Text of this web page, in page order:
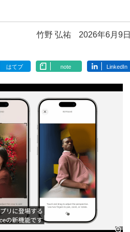
竹野 弘祐 2026年6月9
はてブ note LinkedIn